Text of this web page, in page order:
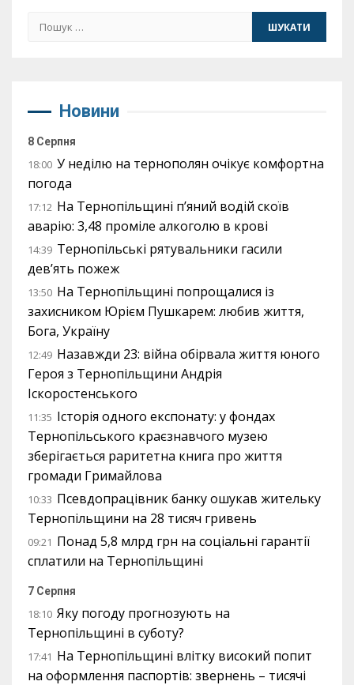
Пошук:
Новини
8 Серпня
18:00 У неділю на тернополян очікує комфортна
погода
17:12 На Тернопільщині п’яний водій скоїв
аварію: 3,48 проміле алкоголю в крові
14:39 Тернопільські рятувальники гасили
дев’ять пожеж
13:50 На Тернопільщині попрощалися із
захисником Юрієм Пушкарем: любив життя,
Бога, Україну
12:49 Назавжди 23: війна обірвала життя юного
Героя з Тернопільщини Андрія
Іскоростенського
11:35 Історія одного експонату: у фондах
Тернопільського краєзнавчого музею
зберігається раритетна книга про життя
громади Гримайлова
10:33 Псевдопрацівник банку ошукав жительку
Тернопільщини на 28 тисяч гривень
09:21 Понад 5,8 млрд грн на соціальні гарантії
сплатили на Тернопільщині
7 Серпня
18:10 Яку погоду прогнозують на
Тернопільщині в суботу?
17:41 На Тернопільщині влітку високий попит
на оформлення паспортів: звернень – тисячі